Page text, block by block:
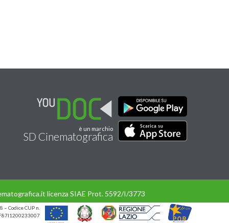
è un marchio
SD Cinematografica
licenza SIAE Prot. 5592/I/3773
– Codice CUP n.